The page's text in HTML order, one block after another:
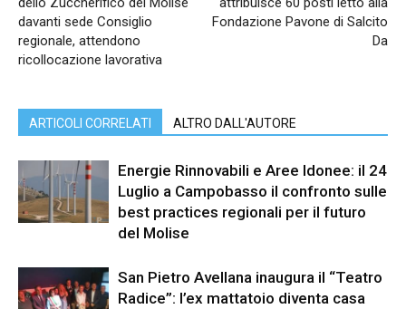
davanti sede Consiglio
regionale, attendono
ricollocazione lavorativa
Fondazione Pavone di Salcito
Da
ARTICOLI CORRELATI ALTRO DALL'AUTORE
Energie Rinnovabili e Aree Idonee: il 24
Luglio a Campobasso il confronto sulle
best practices regionali per il futuro
del Molise
San Pietro Avellana inaugura il “Teatro
Radice”: l’ex mattatoio diventa casa